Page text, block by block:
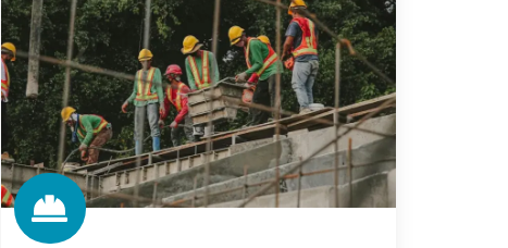
ein
kanadisches
Bauunternehmen
die
manuelle
Druckerinstallation
auf
allen